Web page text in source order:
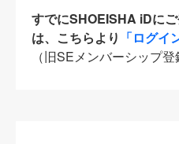
すでにSHOEISHA iDに
は、こちらより 「ログイ
（旧SEメンバーシップ登